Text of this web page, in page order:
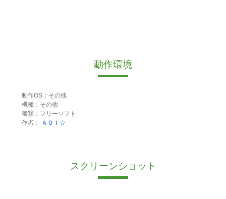
動作環境
動作OS：その他
機種：その他
種類：フリーソフト
作者：
ＡＯＩ☆
スクリーンショット